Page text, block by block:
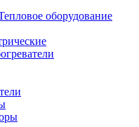
оборудование